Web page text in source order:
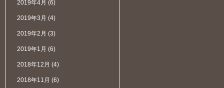
2019年4月 (6)
2019年3月 (4)
2019年2月 (3)
2019年1月 (6)
2018年12月 (4)
2018年11月 (6)